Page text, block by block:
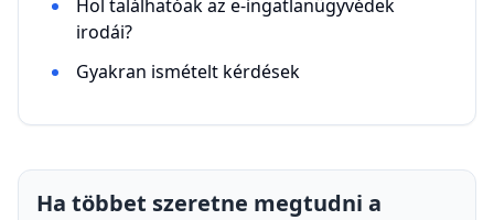
Hol találhatóak az e-ingatlanügyvédek
irodái?
Gyakran ismételt kérdések
Ha többet szeretne megtudni a